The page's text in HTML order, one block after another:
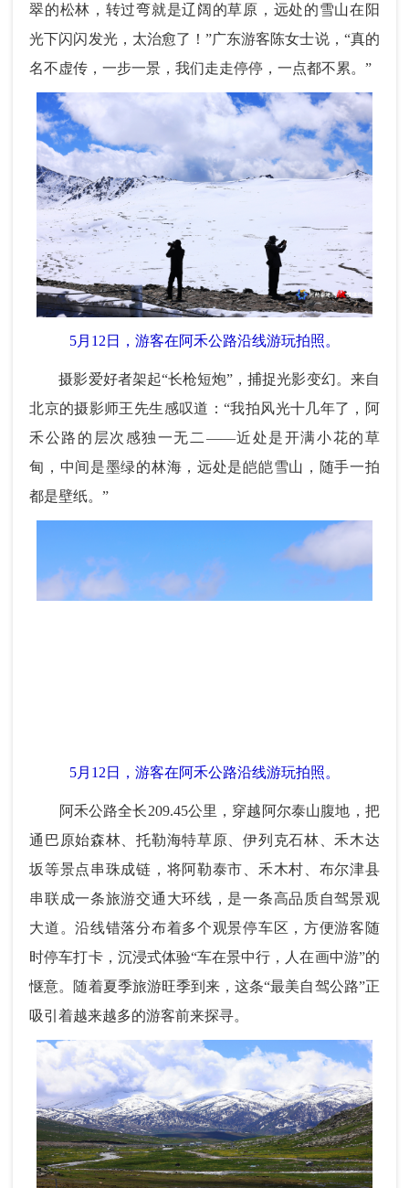
翠的松林，转过弯就是辽阔的草原，远处的雪山在阳
光下闪闪发光，太治愈了！”广东游客陈女士说，“真的
名不虚传，一步一景，我们走走停停，一点都不累。”
5月12日，游客在阿禾公路沿线游玩拍照。
摄影爱好者架起“长枪短炮”，捕捉光影变幻。来自
北京的摄影师王先生感叹道：“我拍风光十几年了，阿
禾公路的层次感独一无二——近处是开满小花的草
甸，中间是墨绿的林海，远处是皑皑雪山，随手一拍
都是壁纸。”
5月12日，游客在阿禾公路沿线游玩拍照。
阿禾公路全长209.45公里，穿越阿尔泰山腹地，把
通巴原始森林、托勒海特草原、伊列克石林、禾木达
坂等景点串珠成链，将阿勒泰市、禾木村、布尔津县
串联成一条旅游交通大环线，是一条高品质自驾景观
大道。沿线错落分布着多个观景停车区，方便游客随
时停车打卡，沉浸式体验“车在景中行，人在画中游”的
惬意。随着夏季旅游旺季到来，这条“最美自驾公路”正
吸引着越来越多的游客前来探寻。